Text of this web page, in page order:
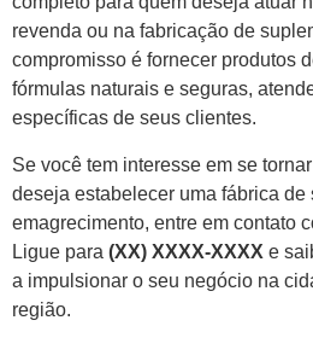
revenda ou na fabricação de
compromisso é fornecer produtos
fórmulas naturais e seguras,
específicas de seus clientes.
Se você tem interesse em se
deseja estabelecer uma fábrica de
emagrecimento, entre em contato
Ligue para (XX) XXXX-XXXX e
a impulsionar o seu negócio na
região.